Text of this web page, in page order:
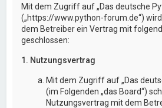
Mit dem Zugriff auf „Das deutsche
(„https://www.python-forum.de“)
dem Betreiber ein Vertrag mit
geschlossen:
1. Nutzungsvertrag
Mit dem Zugriff auf „Das
(im Folgenden „das Board“)
Nutzungsvertrag mit dem